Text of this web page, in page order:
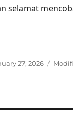
selamat
27, 2026